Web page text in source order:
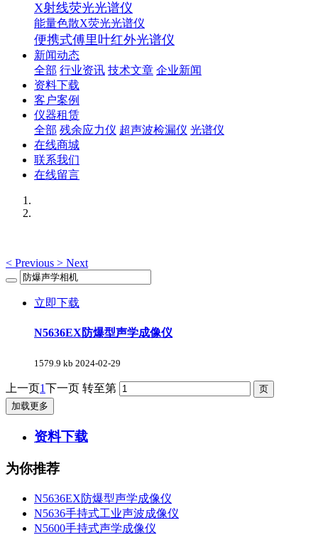
X射线荧光光谱仪
能量色散X荧光光谱仪
便携式傅里叶红外光谱仪
新闻动态
全部 行业资讯 技术文章 企业新闻
资料下载
客户案例
仪器租赁
全部 残余应力仪 超声波检漏仪 光谱仪
在线商城
联系我们
在线留言
< Previous > Next
立即下载
N5636EX防爆型声学成像仪
1579.9 kb 2024-02-29
上一页1下一页 转至第
加载更多
资料下载
为你推荐
N5636EX防爆型声学成像仪
N5636手持式工业声波成像仪
N5600手持式声学成像仪